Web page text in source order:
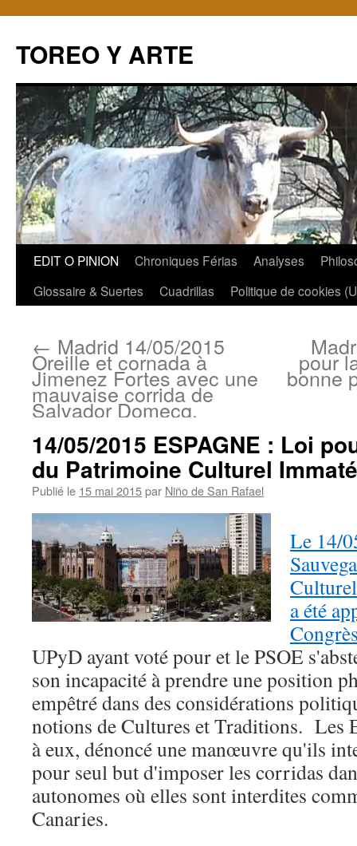
TOREO Y ARTE
Aller
EDIT O PINION Chroniques Férias Analyses
Glossaire & Suertes
Cuadrillas Politique de cookies
← Madrid 14/05/2015
Oreille et cornada à
Jimenez Fortes avec une
mauvaise corrida de
Salvador Domecq.
pour
bonne
14/05/2015 ESPAGNE : Loi
du Patrimoine Culturel
Publié le 15 mai 2015par Niño de San Rafael
Le 14/
a été
UPyD ayant voté pour et le PSOE
son incapacité à prendre une position
empêtré dans des considérations
notions de Cultures et Traditions. Les
à eux, dénoncé une manœuvre qu'ils
pour seul but d'imposer les corridas
autonomes où elles sont interdites
Canaries.